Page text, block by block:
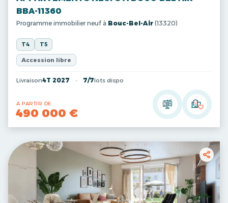
BBA-11360
Programme immobilier neuf à Bouc-Bel-Air (13320)
T4 T5
Accession libre
Livraison4T 2027 7/7lots dispo
A PARTIR DE
490 000 €